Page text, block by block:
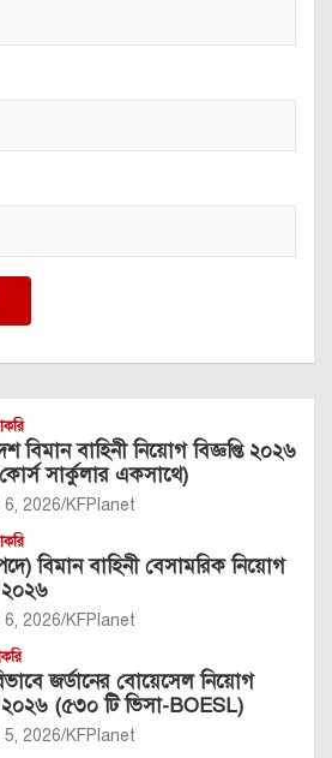
বিমান বাহিনী নিয়োগ বিজ্ঞপ্তি ২০২৬
সার্কুলার একসাথে)
2026 KFPlanet
বিমান বাহিনী বেসামরিক নিয়োগ
২০২৬
2026 KFPlanet
জর্ডানের বোয়েসেল নিয়োগ
২০২৬ (৫৩০ টি ভিসা-BOESL)
2026 KFPlanet